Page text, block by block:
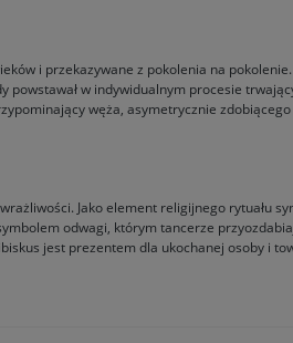
i przekazywane z pokolenia na pokolenie.
powstawał w indywidualnym procesie
węża, asymetrycznie
Jako element religijnego rytuału
odwagi, którym tancerze
jest prezentem dla ukochanej osoby i